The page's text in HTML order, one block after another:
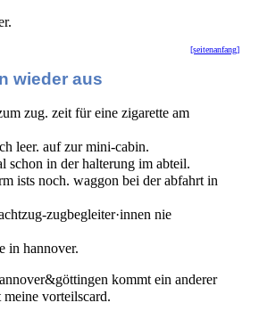
[seitenanfang]
wieder aus
zug. zeit für eine zigarette am
leer. auf zur mini-cabin.
schon in der halterung im abteil.
ists noch. waggon bei der abfahrt in
zugbegleiter·innen nie
in hannover.
kommt ein anderer
vorteilscard.